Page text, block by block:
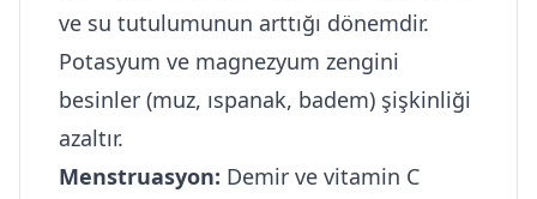
ve su tutulumunun arttığı dönemdir.
Potasyum ve magnezyum zengini
besinler (muz, ıspanak, badem) şişkinliği
azaltır.
Menstruasyon: Demir ve vitamin C